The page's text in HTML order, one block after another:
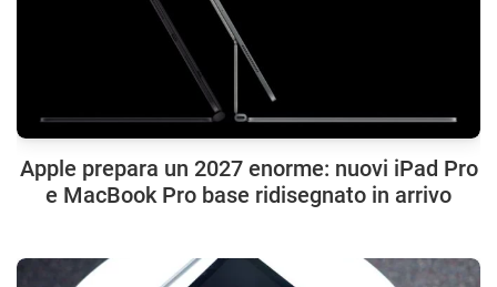
Apple prepara un 2027 enorme: nuovi iPad Pro
e MacBook Pro base ridisegnato in arrivo